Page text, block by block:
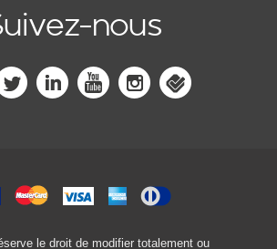
nous
le droit de modifier totalement ou